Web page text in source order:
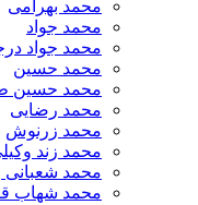
محمد بهرامی
محمد جواد
محمد جواد
محمد حسین
محمد حسین
محمد رضایی
محمد زرنوش
محمد زند
محمد
محمد شهاب